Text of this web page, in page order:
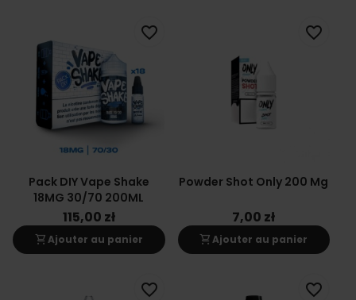
Pack DIY Vape Shake
18MG 30/70 200ML
115,00 zł
shopping_cartAjouter au panier
favorite_border
Powder Shot Only 200 Mg
7,00 zł
shopping_cartAjouter au panier
favorite_border
favorite_border favorite_border